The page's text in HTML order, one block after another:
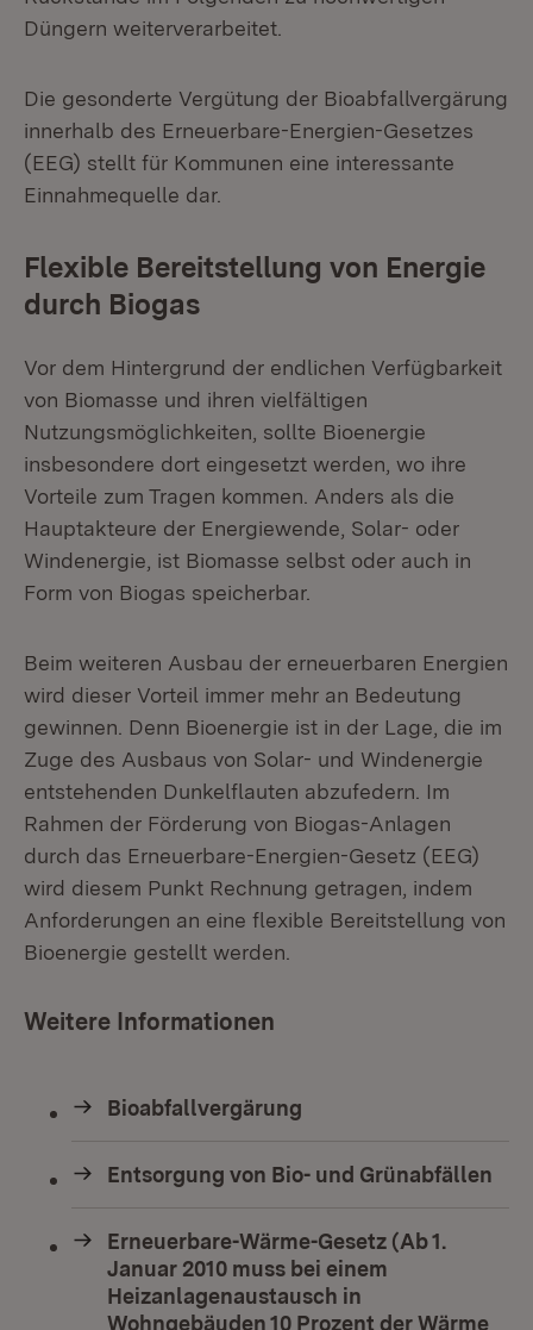
Düngern weiterverarbeitet.
Die gesonderte Vergütung der Bioabfallvergärung
innerhalb des Erneuerbare-Energien-Gesetzes
(EEG) stellt für Kommunen eine interessante
Einnahmequelle dar.
Flexible Bereitstellung von Energie
durch Biogas
Vor dem Hintergrund der endlichen Verfügbarkeit
von Biomasse und ihren vielfältigen
Nutzungsmöglichkeiten, sollte Bioenergie
insbesondere dort eingesetzt werden, wo ihre
Vorteile zum Tragen kommen. Anders als die
Hauptakteure der Energiewende, Solar- oder
Windenergie, ist Biomasse selbst oder auch in
Form von Biogas speicherbar.
Beim weiteren Ausbau der erneuerbaren Energien
wird dieser Vorteil immer mehr an Bedeutung
gewinnen. Denn Bioenergie ist in der Lage, die im
Zuge des Ausbaus von Solar- und Windenergie
entstehenden Dunkelflauten abzufedern. Im
Rahmen der Förderung von Biogas-Anlagen
durch das Erneuerbare-Energien-Gesetz (EEG)
wird diesem Punkt Rechnung getragen, indem
Anforderungen an eine flexible Bereitstellung von
Bioenergie gestellt werden.
Weitere Informationen
Bioabfallvergärung
Entsorgung von Bio- und Grünabfällen
Erneuerbare-Wärme-Gesetz (Ab 1.
Januar 2010 muss bei einem
Heizanlagenaustausch in
Wohngebäuden 10 Prozent der Wärme